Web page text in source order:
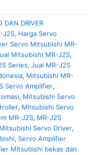
DAN DRIVER
J2S, Harga Servo
Servo Mitsubishi MR-
Mitsubishi MR-J2S,
Series, Jual MR-J2S
, Mitsubishi MR-
Servo Amplifier,
, Mitsubishi Servo
, Mitsubishi Servo
MR-J2S, MR-J2S
Servo Driver,
, Servo Amplifier
Mitsubishi bekas dan